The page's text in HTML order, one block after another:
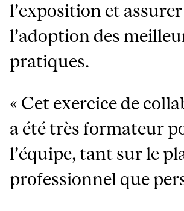
l’exposition et assurer
l’adoption des
pratiques.
« Cet exercice de
a été très formateur
l’équipe, tant sur le
professionnel que